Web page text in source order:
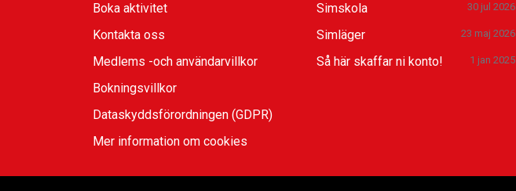
Boka aktivitet
Kontakta oss
Medlems -och användarvillkor
Bokningsvillkor
Dataskyddsförordningen (GDPR)
Mer information om cookies
Simskola 30 jul 2026
Simläger 23 maj 2026
Så här skaffar ni konto! 1 jan 2025